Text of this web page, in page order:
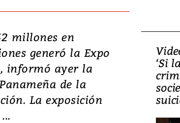
millones en
generó la Expo
informó ayer la
de la
La exposición
Video, Japón: Terremoto
deja heridos y graves
daños en Kumamoto
‘Si